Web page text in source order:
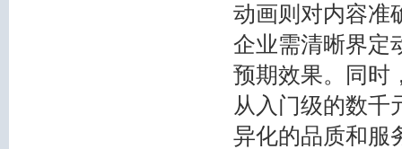
动画则对内容准
企业需清晰界定
预期效果。同时
从入门级的数千
异化的品质和服